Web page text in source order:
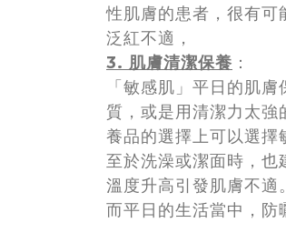
性肌膚的患者，很有可
泛紅不適，
3. 肌膚清潔保養 ：
「敏感肌」平日的肌
質，或是用清潔力太
養品的選擇上可以選擇
至於洗澡或潔面時，也
溫度升高引發肌膚不適。
而平日的生活當中，防